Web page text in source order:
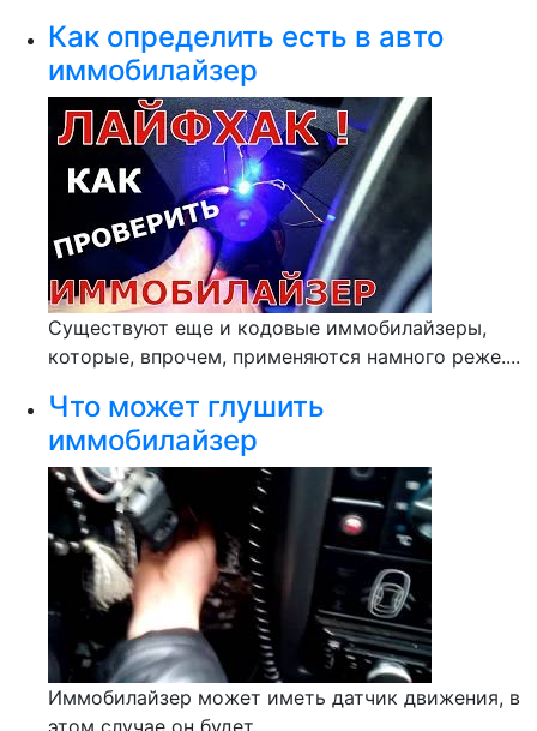
Как определить есть в авто
иммобилайзер
Существуют еще и кодовые иммобилайзеры,
которые, впрочем, применяются намного реже....
Что может глушить
иммобилайзер
Иммобилайзер может иметь датчик движения, в
этом случае он будет...